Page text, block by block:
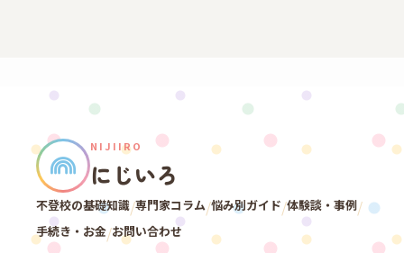
NIJIIRO
にじいろ
不登校の基礎知識/専門家コラム/悩み別ガイド/体験談・事例/
手続き・お金/お問い合わせ